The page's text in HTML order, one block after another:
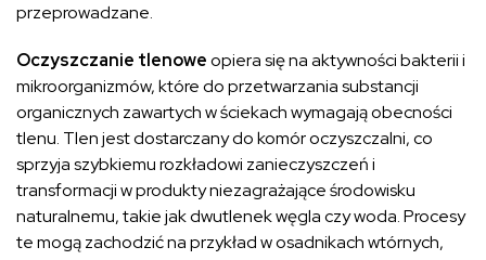
przeprowadzane.
Oczyszczanie tlenoweopiera się na aktywności bakterii i
mikroorganizmów, które do przetwarzania substancji
organicznych zawartych w ściekach wymagają obecności
tlenu. Tlen jest dostarczany do komór oczyszczalni, co
sprzyja szybkiemu rozkładowi zanieczyszczeń i
transformacji w produkty niezagrażające środowisku
naturalnemu, takie jak dwutlenek węgla czy woda. Procesy
te mogą zachodzić na przykład w osadnikach wtórnych,